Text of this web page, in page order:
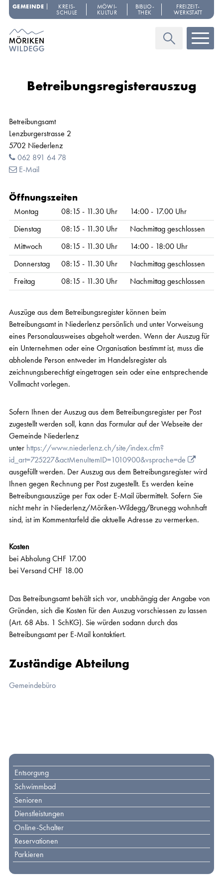
Navigieren in Möriken-Wildegg
Schnellnavigation
GEMEINDE KREIS­
SCHULE
MÖWI­
KULTUR
BIBLIO­
THEK
FREIZEIT­
WERKSTATT
Suche
Betreibungsregisterauszug
Betreibungsamt
Lenzburgerstrasse 2
5702 Niederlenz
062 891 64 78
E-Mail
Öffnungszeiten
Montag 08:15 - 11.30 Uhr
14:00 - 17.00 Uhr
Dienstag
08:15 - 11.30 Uhr
Nachmittag geschlossen
Mittwoch
08:15 - 11.30 Uhr
14:00 - 18:00 Uhr
Donnerstag
08:15 - 11.30 Uhr
Nachmittag geschlossen
Freitag
08:15 - 11.30 Uhr Nachmittag geschlossen
Auszüge aus dem Betreibungsregister können beim
Betreibungsamt in Niederlenz persönlich und unter Vorweisung
eines Personalausweises abgeholt werden. Wenn der Auszug für
ein Unternehmen oder eine Organisation bestimmt ist, muss die
abholende Person entweder im Handelsregister als
zeichnungsberechtigt eingetragen sein oder eine entsprechende
Vollmacht vorlegen.
Sofern Ihnen der Auszug aus dem Betreibungsregister per Post
zugestellt werden soll, kann das Formular auf der Webseite der
Gemeinde Niederlenz
unter https://www.niederlenz.ch/site/index.cfm?
id_art=725227&actMenuItemID=1010900&vsprache=de
ausgefüllt werden. Der Auszug aus dem Betreibungsregister wird
Ihnen gegen Rechnung per Post zugestellt. Es werden keine
Betreibungsauszüge per Fax oder E-Mail übermittelt. Sofern Sie
nicht mehr in Niederlenz/Möriken-Wildegg/Brunegg wohnhaft
sind, ist im Kommentarfeld die aktuelle Adresse zu vermerken.
Kosten
bei Abholung CHF 17.00
bei Versand CHF 18.00
Das Betreibungsamt behält sich vor, unabhängig der Angabe von
Gründen, sich die Kosten für den Auszug vorschiessen zu lassen
(Art. 68 Abs. 1 SchKG). Sie würden sodann durch das
Betreibungsamt per E-Mail kontaktiert.
Zuständige Abteilung
Gemeindebüro
Toplinks
Entsorgung
Schwimmbad
Senioren
Dienstleistungen
Online-Schalter
Reservationen
Parkieren